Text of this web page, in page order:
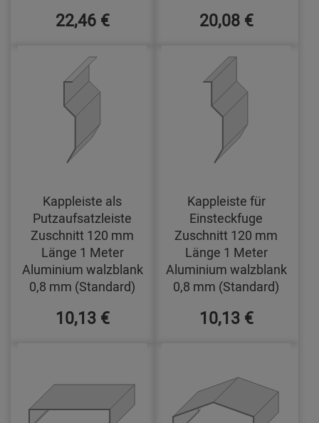
22,46 € 20,08 €
Kappleiste als
Putzaufsatzleiste
Zuschnitt 120 mm
Länge 1 Meter
Aluminium walzblank
0,8 mm (Standard)
10,13 €
Kappleiste für
Einsteckfuge
Zuschnitt 120 mm
Länge 1 Meter
Aluminium walzblank
0,8 mm (Standard)
10,13 €